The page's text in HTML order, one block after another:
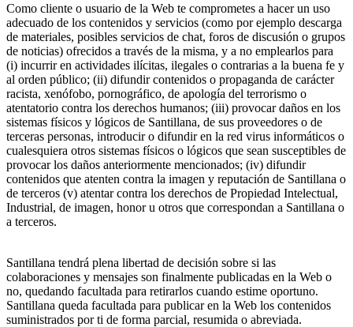
Como cliente o usuario de la Web te comprometes a hacer un uso
adecuado de los contenidos y servicios (como por ejemplo descarga
de materiales, posibles servicios de chat, foros de discusión o grupos
de noticias) ofrecidos a través de la misma, y a no emplearlos para
(i) incurrir en actividades ilícitas, ilegales o contrarias a la buena fe y
al orden público; (ii) difundir contenidos o propaganda de carácter
racista, xenófobo, pornográfico, de apología del terrorismo o
atentatorio contra los derechos humanos; (iii) provocar daños en los
sistemas físicos y lógicos de Santillana, de sus proveedores o de
terceras personas, introducir o difundir en la red virus informáticos o
cualesquiera otros sistemas físicos o lógicos que sean susceptibles de
provocar los daños anteriormente mencionados; (iv) difundir
contenidos que atenten contra la imagen y reputación de Santillana o
de terceros (v) atentar contra los derechos de Propiedad Intelectual,
Industrial, de imagen, honor u otros que correspondan a Santillana o
a terceros.
Santillana tendrá plena libertad de decisión sobre si las
colaboraciones y mensajes son finalmente publicadas en la Web o
no, quedando facultada para retirarlos cuando estime oportuno.
Santillana queda facultada para publicar en la Web los contenidos
suministrados por ti de forma parcial, resumida o abreviada.